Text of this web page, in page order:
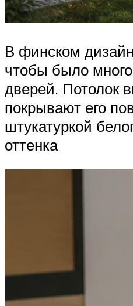
В финском
чтобы было
дверей. Потолок
покрывают его
штукатуркой
оттенка